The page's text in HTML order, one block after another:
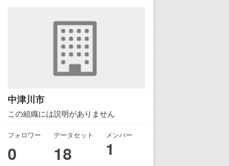
中津川市
この組織には説明がありません
フォロワー
0
データセット
18
メンバー
1